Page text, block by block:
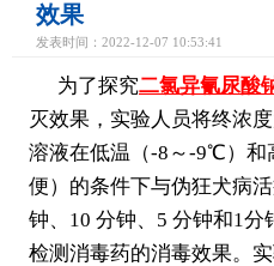
效果
发表时间：2022-12-07 10:53:41
为了探究二氯异氰尿酸
灭效果，实验人员将终浓
溶液在低温（-8～-9℃）和
便）的条件下与伪狂犬病
钟、10 分钟、5 分钟和1分
检测消毒药的消毒效果。